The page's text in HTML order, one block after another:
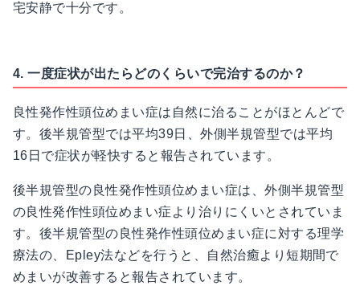
宅安静で十分です。
4. 一度症状が出たらどのくらいで完治するのか？
良性発作性頭位めまい症は自然に治ることがほとんどで
す。後半規管型では平均39日、外側半規管型では平均
16日で症状が軽快すると報告されています。
後半規管型の良性発作性頭位めまい症は、外側半規管型
の良性発作性頭位めまい症より治りにくいとされていま
す。後半規管型の良性発作性頭位めまい症に対する理学
療法の、Epley法などを行うと、自然治癒より短期間で
めまいが改善すると報告されています。